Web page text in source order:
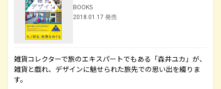
BOOKS
2018.01.17 発売
雑貨コレクターで旅のエキスパートでもある「森井ユカ」が、
雑貨と戯れ、デザインに魅せられた旅先での思い出を綴りま
す。